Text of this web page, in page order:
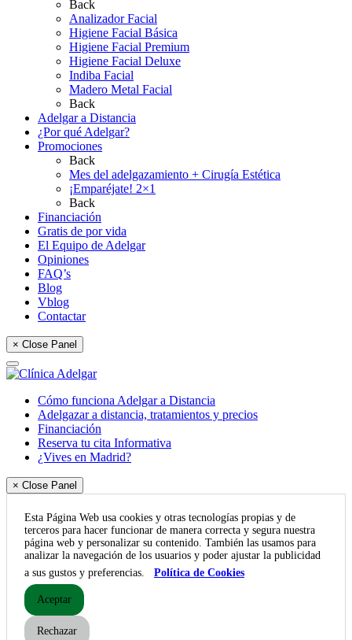
Back
Analizador Facial
Higiene Facial Básica
Higiene Facial Premium
Higiene Facial Deluxe
Indiba Facial
Madero Metal Facial
Back
Adelgar a Distancia
¿Por qué Adelgar?
Promociones
Back
Mes del adelgazamiento + Cirugía Estética
¡Emparéjate! 2×1
Back
Financiación
Gratis de por vida
El Equipo de Adelgar
Opiniones
FAQ’s
Blog
Vblog
Contactar
× Close Panel
Cómo funciona Adelgar a Distancia
Adelgazar a distancia, tratamientos y precios
Financiación
Reserva tu cita Informativa
¿Vives en Madrid?
× Close Panel
Esta Página Web usa cookies y otras tecnologías propias y de
terceros para hacer funcionar de manera correcta y segura nuestra
página web y personalizar su contenido. También las usamos para
analizar la navegación de los usuarios y poder ajustar la publicidad
a sus gustos y preferencias.
Política de Cookies
Aceptar
Rechazar